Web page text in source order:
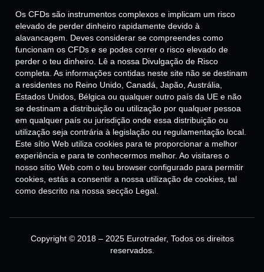
Os CFDs são instrumentos complexos e implicam um risco
elevado de perder dinheiro rapidamente devido à
alavancagem. Deves considerar se compreendes como
funcionam os CFDs e se podes correr o risco elevado de
perder o teu dinheiro. Lê a nossa Divulgação de Risco
completa. As informações contidas neste site não se destinam
a residentes no Reino Unido, Canadá, Japão, Austrália,
Estados Unidos, Bélgica ou qualquer outro país da UE e não
se destinam a distribuição ou utilização por qualquer pessoa
em qualquer país ou jurisdição onde essa distribuição ou
utilização seja contrária à legislação ou regulamentação local.
Este sítio Web utiliza cookies para te proporcionar a melhor
experiência e para te conhecermos melhor. Ao visitares o
nosso sítio Web com o teu browser configurado para permitir
cookies, estás a consentir a nossa utilização de cookies, tal
como descrito na nossa secção Legal.
Copyright © 2018 – 2025 Eurotrader, Todos os direitos
reservados.